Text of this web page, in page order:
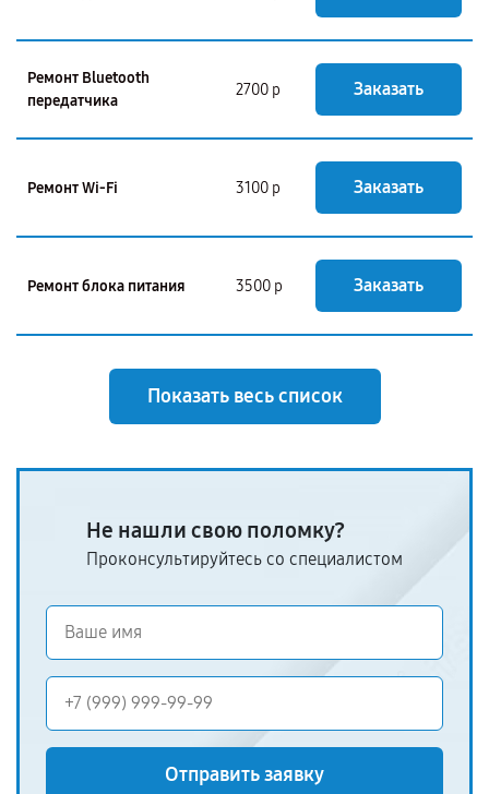
Ремонт Bluetooth
передатчика
2700 р Заказать
Ремонт Wi-Fi 3100 р Заказать
Ремонт блока питания 3500 р Заказать
Показать весь список
Не нашли свою поломку?
Проконсультируйтесь со специалистом
Отправить заявку